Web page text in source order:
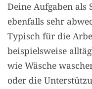
Deine Aufgaben als
ebenfalls sehr
Typisch für die
beispielsweise
wie Wäsche
oder die